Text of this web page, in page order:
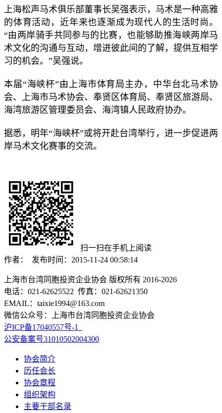
上海松声马术俱乐部董事长吴强表示，马术是一种高雅
的体育活动，近年来也逐渐成为现代人的生活时尚。
“由两岸骑手共同参与的比赛，也能够助推海峡两岸马
术文化的沟通与互动，增进彼此间的了解，提供互相学
习的机会。”吴强说。
本届“海峡杯”由上海市体育局主办，中华台北马术协
会、上海市马术协会、奉贤区体育局、奉贤区旅游局、
海湾旅游区管理委员会、海湾镇人民政府协办。
据悉，明年“海峡杯”或将开赴台湾举行，进一步促进两
岸马术文化赛事的交流。
扫一扫在手机上阅读
作者： 发布时间：2015-11-24 00:58:14
上海市台湾同胞投资企业协会 版权所有 2016-2026
电话：021-62625522 传真：021-62621350
EMAIL：taixie1994@163.com
微信公众号：上海市台湾同胞投资企业协会
沪ICP备17040557号-1
公安备案号31010502004300
协会简介
历任会长
协会章程
组织架构
主要干部名录